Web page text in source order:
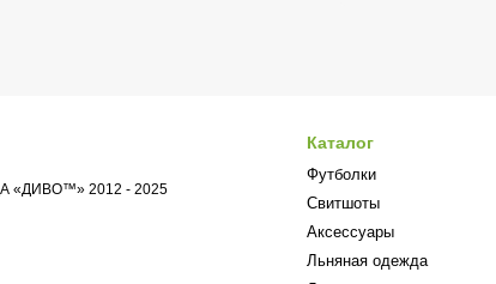
«ДИВО™» 2012 - 2025
Каталог
Футболки
Свитшоты
Аксессуары
Льняная одежда